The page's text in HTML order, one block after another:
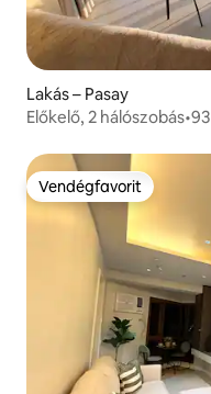
Lakás – Pasay
Előkelő, 2
Vendégfavorit
Vendégfavorit